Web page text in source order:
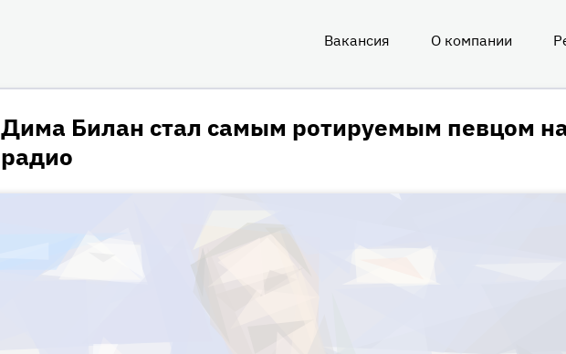
Вакансия О компании
Дима Билан стал самым ротируемым певцом
радио